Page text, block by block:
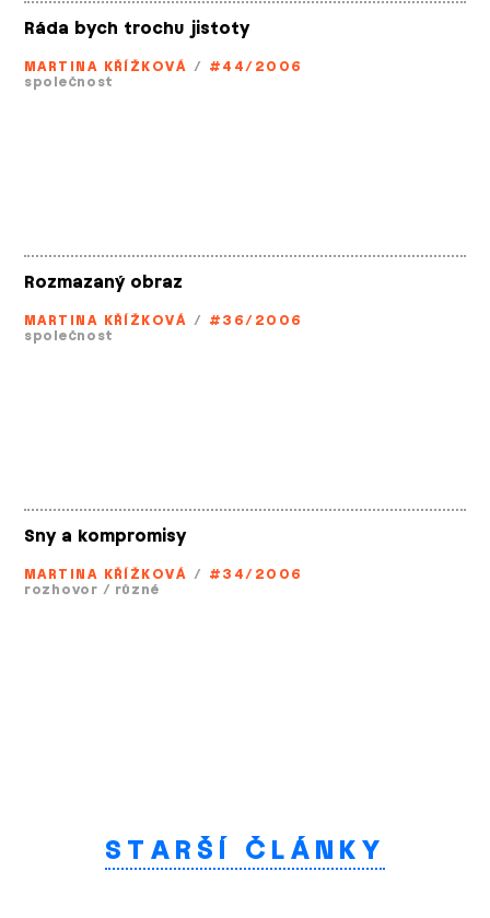
Ráda bych trochu jistoty
MARTINA KŘÍŽKOVÁ / #44/2006
společnost
Rozmazaný obraz
MARTINA KŘÍŽKOVÁ / #36/2006
společnost
Sny a kompromisy
MARTINA KŘÍŽKOVÁ / #34/2006
rozhovor / různé
STARŠÍ ČLÁNKY